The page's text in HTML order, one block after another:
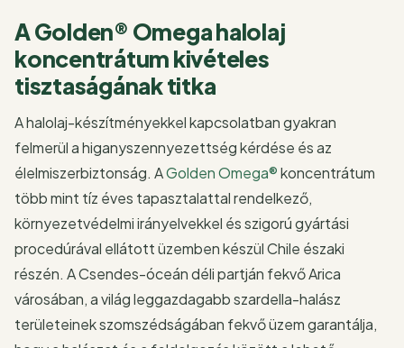
A Golden® Omega halolaj
koncentrátum kivételes
tisztaságának titka
A halolaj-készítményekkel kapcsolatban gyakran
felmerül a higanyszennyezettség kérdése és az
élelmiszerbiztonság. AGolden Omega®koncentrátum
több mint tíz éves tapasztalattal rendelkező,
környezetvédelmi irányelvekkel és szigorú gyártási
procedúrával ellátott üzemben készül Chile északi
részén. A Csendes-óceán déli partján fekvő Arica
városában, a világ leggazdagabb szardella-halász
területeinek szomszédságában fekvő üzem garantálja,